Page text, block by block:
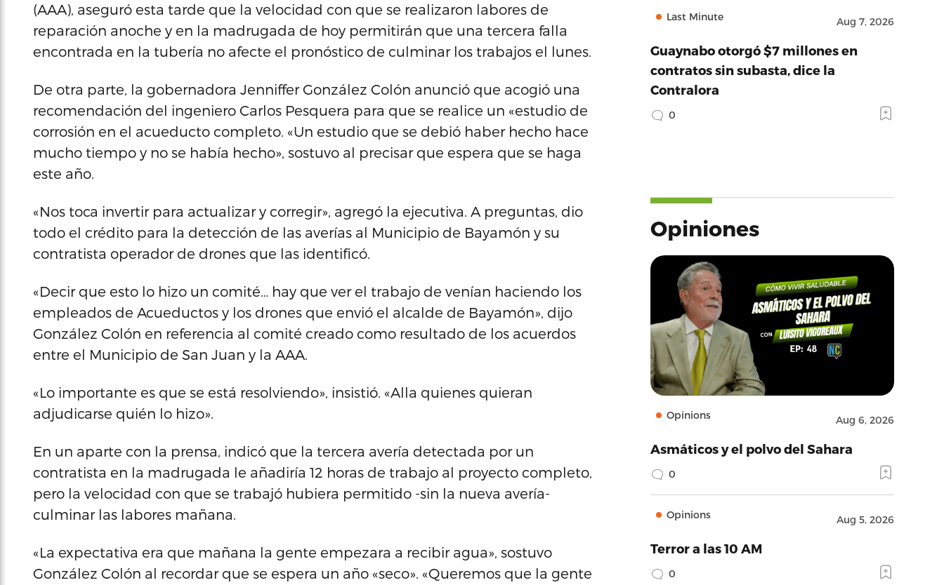
(AAA), aseguró esta tarde que la velocidad con que se realizaron labores de
reparación anoche y en la madrugada de hoy permitirán que una tercera falla
encontrada en la tubería no afecte el pronóstico de culminar los trabajos el lunes.
De otra parte, la gobernadora Jenniffer González Colón anunció que acogió una
recomendación del ingeniero Carlos Pesquera para que se realice un «estudio de
corrosión en el acueducto completo. «Un estudio que se debió haber hecho hace
mucho tiempo y no se había hecho», sostuvo al precisar que espera que se haga
este año.
«Nos toca invertir para actualizar y corregir», agregó la ejecutiva. A preguntas, dio
todo el crédito para la detección de las averías al Municipio de Bayamón y su
contratista operador de drones que las identificó.
«Decir que esto lo hizo un comité… hay que ver el trabajo de venían haciendo los
empleados de Acueductos y los drones que envió el alcalde de Bayamón», dijo
González Colón en referencia al comité creado como resultado de los acuerdos
entre el Municipio de San Juan y la AAA.
«Lo importante es que se está resolviendo», insistió. «Alla quienes quieran
adjudicarse quién lo hizo».
En un aparte con la prensa, indicó que la tercera avería detectada por un
contratista en la madrugada le añadiría 12 horas de trabajo al proyecto completo,
pero la velocidad con que se trabajó hubiera permitido -sin la nueva avería-
culminar las labores mañana.
«La expectativa era que mañana la gente empezara a recibir agua», sostuvo
González Colón al recordar que se espera un año «seco». «Queremos que la gente
Last Minute Aug 7, 2026
Guaynabo otorgó $7 millones en
contratos sin subasta, dice la
Contralora
0
Opiniones
Opinions Aug 6, 2026
Asmáticos y el polvo del Sahara
0
Opinions Aug 5, 2026
Terror a las 10 AM
0